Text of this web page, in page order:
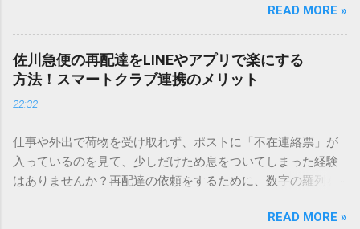
てしまいますよね。多くの人が「IMEパッド（手書き入力）」
を使いますが、実はマウスで一画ずつ書くのは非効率です
し、似た漢字が多すぎて結局見つからないことも少なくあり
ません。 そこで今回は、IMEパッドを使わずに、特定のコー
ドを打ち込むだけで一瞬で旧字や外字、特殊記号を呼び出す
「文字コード入力」のテクニックを詳しく解説します。 この
必要はありません。 1. なぜ「変換」しても旧字・外字が出て
こないのか？ そもそも、なぜ普通の変換で出てこない漢字が
あるのでしょうか。その理由は、パソコンが文字を認識する
は、JIS規格（日本産業規格）によって「第1水準」「第2水
READ MORE »
佐川急便の再配達をLINEやアプリで楽にする
方法！スマートクラブ連携のメリット
22:32
仕事や外出で荷物を受け取れず、ポストに「不在連絡票」が
入っているのを見て、少しだけため息をついてしまった経験
はありませんか？再配達の依頼をするために、数字の羅列を
ことに申し訳なさを感じたりすることもあるかもしれませ
READ MORE »